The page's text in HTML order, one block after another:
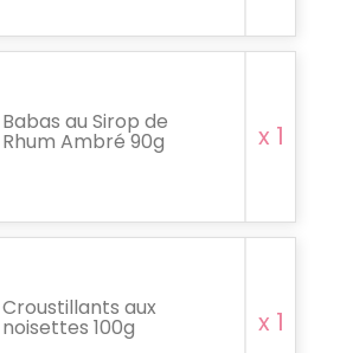
Babas au Sirop de
Rhum Ambré 90g x 1
Croustillants aux
noisettes 100g x 1